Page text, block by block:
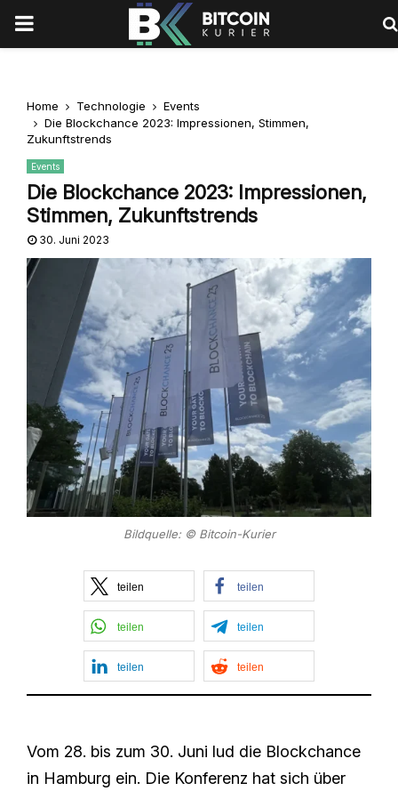
PRIMARY
Home Technologie
Events
Die Blockchance 2023: Impressionen, Stimmen,
Zukunftstrends
Events
Die Blockchance 2023: Impressionen,
Stimmen, Zukunftstrends
30. Juni 2023
Bildquelle: © Bitcoin-Kurier
teilen teilen
teilen teilen
teilen teilen
Vom 28. bis zum 30. Juni lud die Blockchance
in Hamburg ein. Die Konferenz hat sich über